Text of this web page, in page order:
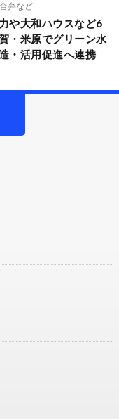
弁など
や大和ハウスなど6
・米原でグリーン水
・活用促進へ連携